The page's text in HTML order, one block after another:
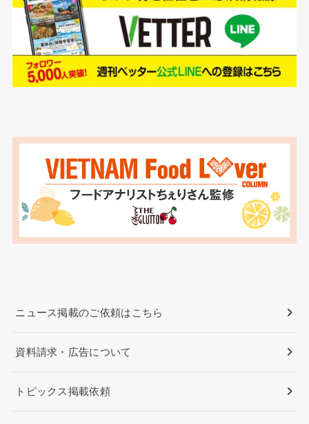
ニュース掲載のご依頼はこちら
資料請求・広告について
トピックス掲載依頼